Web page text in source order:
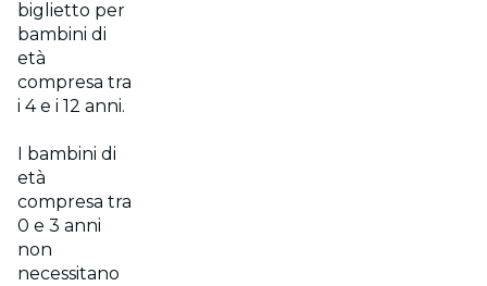
biglietto per
bambini di
età
compresa tra
i 4 e i 12 anni.
I bambini di
età
compresa tra
0 e 3 anni
non
necessitano